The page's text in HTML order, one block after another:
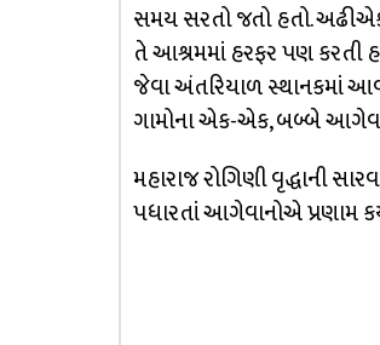
સમય સરતો જતો હતો. અઢીએક
તે આશ્રમમાં હરફર પણ કરતી
જેવા અંતરિયાળ સ્થાનકમાં
ગામોના એક-એક, બબ્બે
મહારાજ રોગિણી વૃદ્ધાની
પધારતાં આગેવાનોએ પ્રણામ